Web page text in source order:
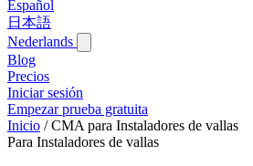
Español
日本語
Nederlands
Blog‎
Precios
Iniciar sesión
Empezar prueba gratuita
Inicio / CMA para Instaladores de vallas
Para Instaladores de vallas